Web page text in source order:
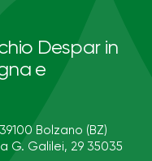
Despar in
e
Bolzano (BZ)
G. Galilei, 29 35035